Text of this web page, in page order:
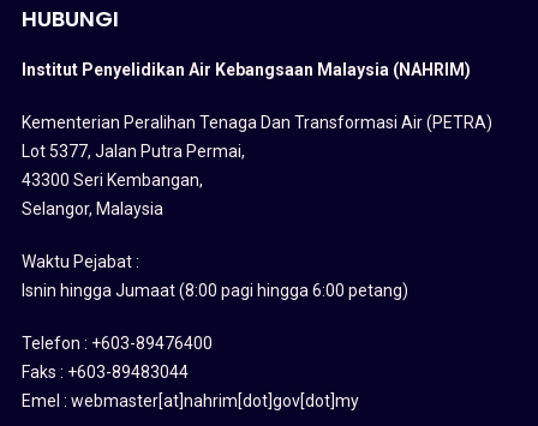
HUBUNGI
Institut Penyelidikan Air Kebangsaan Malaysia (NAHRIM)
Kementerian Peralihan Tenaga Dan Transformasi Air (PETRA)
Lot 5377, Jalan Putra Permai,
43300 Seri Kembangan,
Selangor, Malaysia
Waktu Pejabat :
Isnin hingga Jumaat (8:00 pagi hingga 6:00 petang)
Telefon : +603-89476400
Faks : +603-89483044
Emel : webmaster[at]nahrim[dot]gov[dot]my